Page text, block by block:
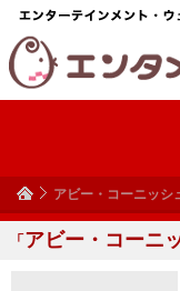
アビー・コーニッシ
「アビー・コーニ